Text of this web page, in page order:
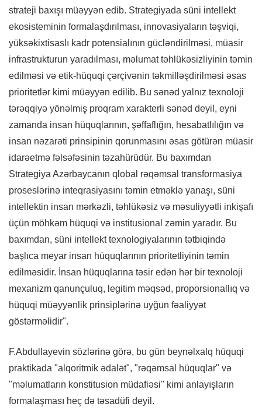
strateji baxışı müəyyən edib. Strategiyada süni intellekt
ekosisteminin formalaşdırılması, innovasiyaların təşviqi,
yüksəkixtisaslı kadr potensialının gücləndirilməsi, müasir
infrastrukturun yaradılması, məlumat təhlükəsizliyinin təmin
edilməsi və etik-hüquqi çərçivənin təkmilləşdirilməsi əsas
prioritetlər kimi müəyyən edilib. Bu sənəd yalnız texnoloji
tərəqqiyə yönəlmiş proqram xarakterli sənəd deyil, eyni
zamanda insan hüquqlarının, şəffaflığın, hesabatlılığın və
insan nəzarəti prinsipinin qorunmasını əsas götürən müasir
idarəetmə fəlsəfəsinin təzahürüdür. Bu baxımdan
Strategiya Azərbaycanın qlobal rəqəmsal transformasiya
proseslərinə inteqrasiyasını təmin etməklə yanaşı, süni
intellektin insan mərkəzli, təhlükəsiz və məsuliyyətli inkişafı
üçün möhkəm hüquqi və institusional zəmin yaradır. Bu
baxımdan, süni intellekt texnologiyalarının tətbiqində
başlıca meyar insan hüquqlarının prioritetliyinin təmin
edilməsidir. İnsan hüquqlarına təsir edən hər bir texnoloji
mexanizm qanunçuluq, legitim məqsəd, proporsionallıq və
hüquqi müəyyənlik prinsiplərinə uyğun fəaliyyət
göstərməlidir".
F.Abdullayevin sözlərinə görə, bu gün beynəlxalq hüquqi
praktikada "alqoritmik ədalət", "rəqəmsal hüquqlar" və
"məlumatların konstitusion müdafiəsi" kimi anlayışların
formalaşması heç də təsadüfi deyil.